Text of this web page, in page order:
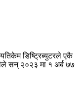
डिष्ट्रिब्युटरले एकै
सन् २०२३ मा १ अर्ब ७७